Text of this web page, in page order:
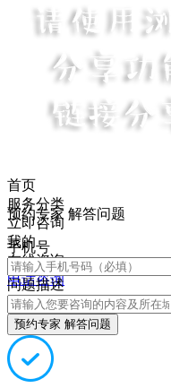
首页
服务分类
立即咨询
我的
在线咨询
电话咨询
预约专家 解答问题
手机号
问题描述
预约专家 解答问题